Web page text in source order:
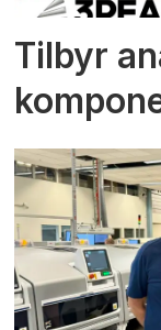
Tilbyr